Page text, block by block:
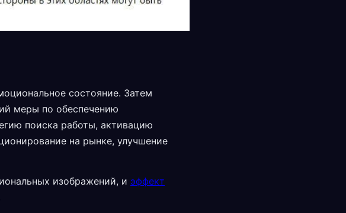
состояние. Затем
меры по обеспечению
поиска работы, активацию
на рынке, улучшение
изображений, и эффект